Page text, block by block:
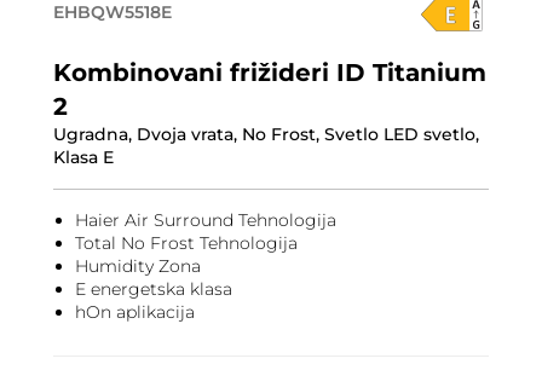
EHBQW5518E
Kombinovani frižideri ID Titanium
2
Ugradna, Dvoja vrata, No Frost, Svetlo LED svetlo,
Klasa E
Haier Air Surround Tehnologija
Total No Frost Tehnologija
Humidity Zona
E energetska klasa
hOn aplikacija